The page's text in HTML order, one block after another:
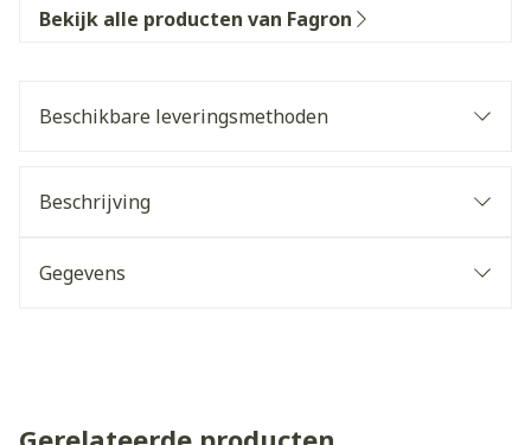
Bekijk alle producten van Fagron
Beschikbare leveringsmethoden
Beschrijving
Gegevens